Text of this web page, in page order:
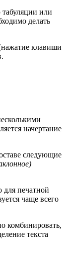
или
делать
клавиши
начертание
следующие
для печатной
чаще всего
комбинировать,
текста